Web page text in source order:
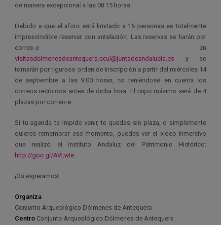
de manera excepcional a las 08:15 horas.
Debido a que el aforo está limitado a 15 personas es totalmente
imprescindible reservar con antelación. Las reservas se harán por
correo-e en
visitasdolmenesdeantequera.ccul@juntadeandalucia.es y se
tomarán por riguroso orden de inscripción a partir del miércoles 14
de septiembre a las 9:00 horas, no teniéndose en cuenta los
correos recibidos antes de dicha hora. El cupo máximo será de 4
plazas por correo-e.
Si tu agenda te impide venir, te quedas sin plaza, o simplemente
quieres rememorar ese momento, puedes ver el video inmersivo
que realizó el Instituto Andaluz del Patrimonio Histórico:
http://goo.gl/AVLwIe
¡Os esperamos!
Organiza
Conjunto Arqueológico Dólmenes de Antequera
Centro Conjunto Arqueológico Dólmenes de Antequera